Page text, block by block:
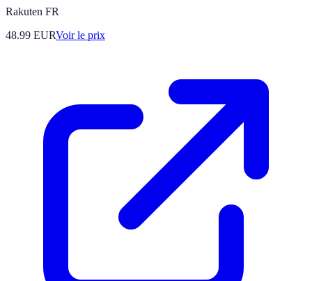
Rakuten FR
48.99 EURVoir le prix